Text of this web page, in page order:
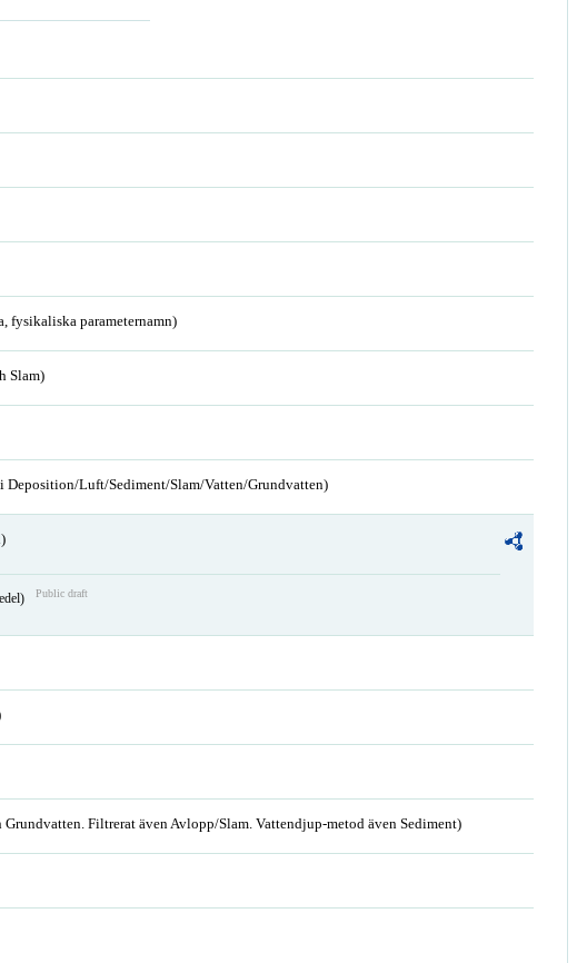
fysikaliska parameternamn)
Slam)
Deposition/Luft/Sediment/Slam/Vatten/Grundvatten)
Public draft
Grundvatten. Filtrerat även Avlopp/Slam. Vattendjup-metod även Sediment)